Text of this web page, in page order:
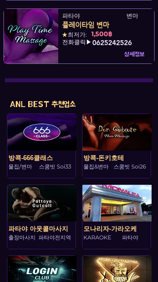
플레이타임 변마
변마
파타야
전화클릭▶
★최저가: 1,500฿
0625242526
상세정보
ANL BEST 추천업소
방콕-666클래스
물집/변마 스쿰빗 Soi33
파타야 아웃콜마사지
출장마사지 파타야전지역
방콕-돈키호테
물집&변마 스쿰빗 Soi26
모나리자-가라오케
KARAOKE 파타야